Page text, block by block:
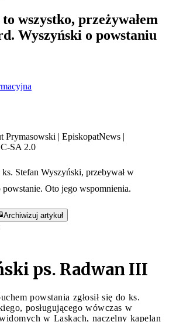
wszystko, przeżywałem
Wyszyński o powstaniu
Prymasowski | EpiskopatNews |
SA 2.0
Stefan Wyszyński, przebywał w
Oto jego wspomnienia.
Archiwizuj artykuł
ps. Radwan III
powstania zgłosił się do ks.
posługującego wówczas w
w Laskach, naczelny kapelan